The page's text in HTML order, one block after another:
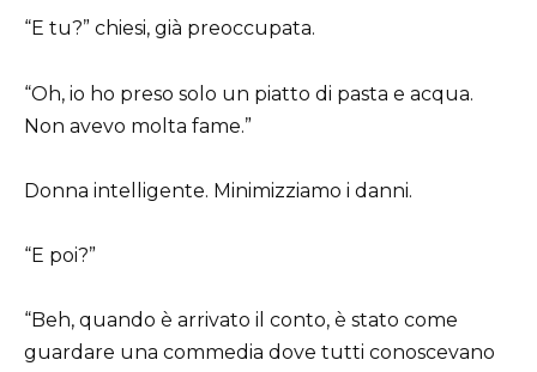
“E tu?” chiesi, già preoccupata.
“Oh, io ho preso solo un piatto di pasta e acqua.
Non avevo molta fame.”
Donna intelligente. Minimizziamo i danni.
“E poi?”
“Beh, quando è arrivato il conto, è stato come
guardare una commedia dove tutti conoscevano